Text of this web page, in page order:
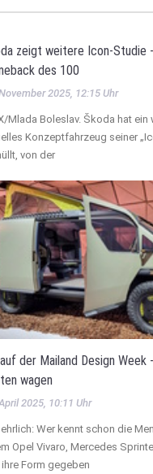
zeigt weitere Icon-Studie -
des 100
2025, 12:15 Uhr
Mlada Boleslav. Škoda hat ein
Konzeptfahrzeug seiner
von der
der Mailand Design Week
wagen
2025, 10:11 Uhr
Wer kennt schon die
Opel Vivaro, Mercedes
Form gegeben